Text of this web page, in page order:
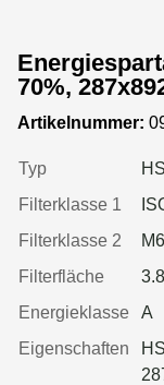
70%,
Artikelnummer:
Typ
Filterklasse 1
Filterklasse 2
Filterfläche
Energieklasse
A
Eigenschaften